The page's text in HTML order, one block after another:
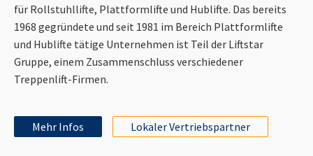
für Rollstuhllifte, Plattformlifte und Hublifte. Das bereits
1968 gegründete und seit 1981 im Bereich Plattformlifte
und Hublifte tätige Unternehmen ist Teil der Liftstar
Gruppe, einem Zusammenschluss verschiedener
Treppenlift-Firmen.
Mehr Infos Lokaler Vertriebspartner